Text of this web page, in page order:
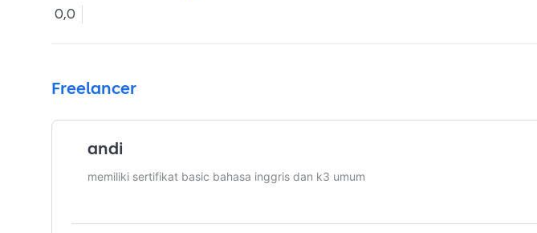
0,0
Freelancer
andi
memiliki sertifikat basic bahasa inggris dan k3 umum